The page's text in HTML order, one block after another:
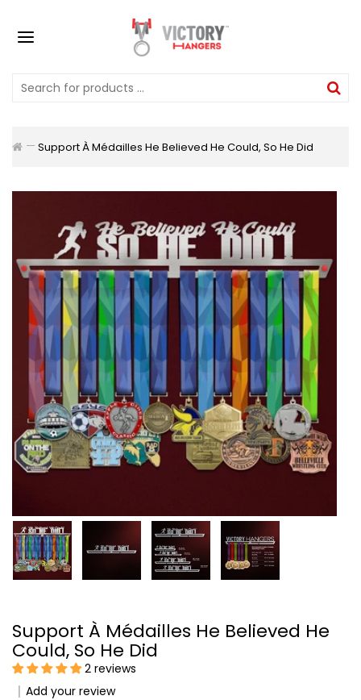
Support À Médailles He Believed He Could, So He Did
Support À Médailles He Believed He
Could, So He Did
2 reviews
Add your review